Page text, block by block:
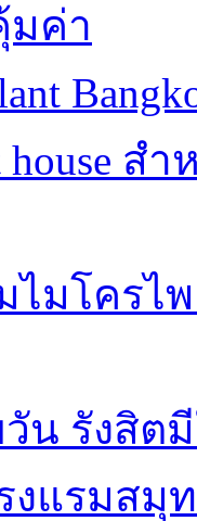
มค่า
house
ไมโคร
น รังสิต
งแรมสมุ